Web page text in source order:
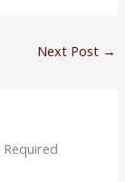
Next Post →
Required